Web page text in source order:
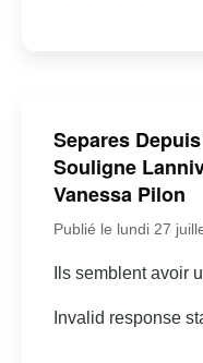
Separes
Souligne
Vanessa Pilon
Publié le lundi 27
Ils semblent avoir
Invalid response